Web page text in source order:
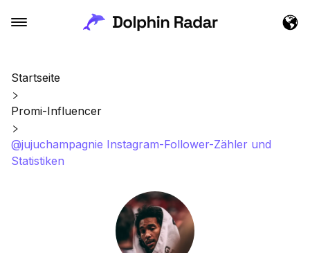
Startseite
Promi-Influencer
@jujuchampagnie Instagram-Follower-Zähler und
Statistiken